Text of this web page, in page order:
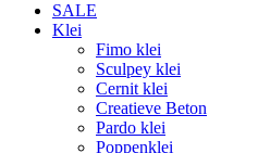
SALE
Klei
Fimo klei
Sculpey klei
Cernit klei
Creatieve Beton
Pardo klei
Poppenklei